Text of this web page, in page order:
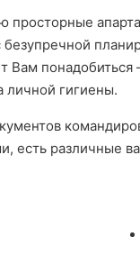
просторные
понадобиться
личной гигиены.
есть различные